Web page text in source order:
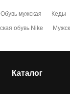
Обувь мужская Кеды
обувь Nike
Каталог